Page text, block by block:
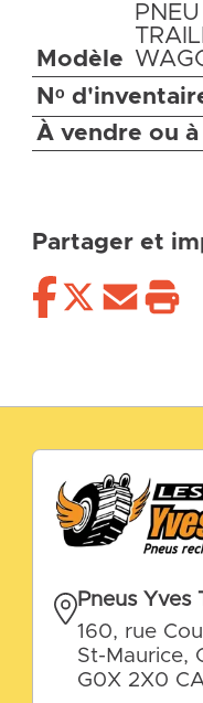
Modèle
Nᵒ
À vendre ou
Partager et
Pneus Yves
160, rue
St-Maurice,
G0X 2X0